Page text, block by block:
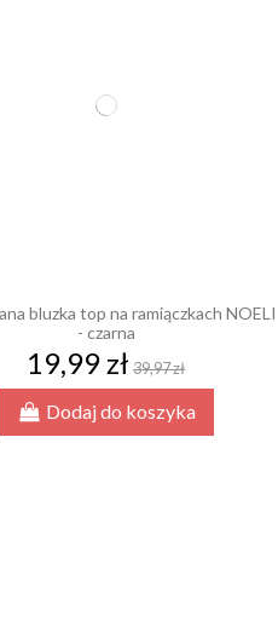
bluzka top na ramiączkach NOELI
- czarna
19,99 zł 39,97 zł
Dodaj do koszyka